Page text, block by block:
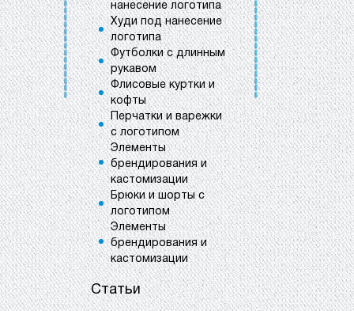
нанесение логотипа
Худи под нанесение
логотипа
Футболки с длинным
рукавом
Флисовые куртки и
кофты
Перчатки и варежки
с логотипом
Элементы
брендирования и
кастомизации
Брюки и шорты с
логотипом
Элементы
брендирования и
кастомизации
Статьи